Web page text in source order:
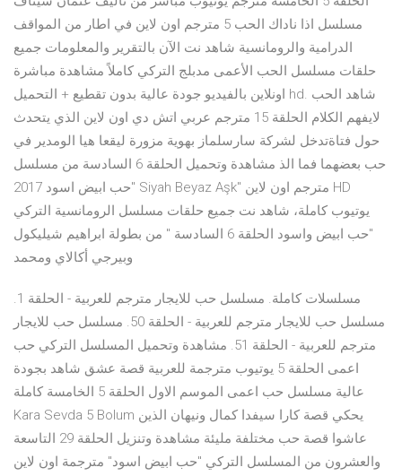
مسلسل اذا ناداك الحب 5 مترجم اون لاين في اطار من المواقف
الدرامية والرومانسية شاهد نت الآن بالتقرير والمعلومات جميع
حلقات مسلسل الحب الأعمى مدبلج التركي كاملاً مشاهدة مباشرة
اونلاين بالفيديو جودة عالية بدون تقطيع + التحميل hd. شاهد الحب
لايفهم الكلام الحلقة 15 مترجم عربي اتش دي اون لاين الذي يتحدث
حول فتاةتدخل لشركة سارسلماز بهوية مزورة ليقعا هيا الومدير في
حب بعضهما فما الذ مشاهدة وتحميل الحلقة 6 السادسة من مسلسل
"حب ابيض اسود 2017 Siyah Beyaz Aşk" مترجم اون لاين HD
يوتيوب كاملة، شاهد نت جميع حلقات مسلسل الرومانسية التركي
"حب ابيض واسود الحلقة 6 السادسة " من بطولة ابراهيم شيليكول
وبيرجي أكالاي ومحمد
مسلسلات كاملة. مسلسل حب للايجار مترجم للعربية - الحلقة 1.
مسلسل حب للايجار مترجم للعربية - الحلقة 50. مسلسل حب للايجار
مترجم للعربية - الحلقة 51. مشاهدة وتحميل المسلسل التركي حب
اعمى الحلقة 5 يوتيوب مترجمة للعربية قصة عشق شاهد بجودة
عالية مسلسل حب اعمى الموسم الاول الحلقة 5 الخامسة كاملة
Kara Sevda 5 Bolum يحكي قصة كارا سيفدا كمال ونيهان الذين
عاشوا قصة حب مختلفة مليئة مشاهدة وتنزيل الحلقة 29 التاسعة
والعشرون من المسلسل التركي "حب ابيض اسود" مترجمة اون لاين